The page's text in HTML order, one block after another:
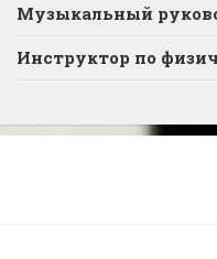
Музыкальный
Инструктор по